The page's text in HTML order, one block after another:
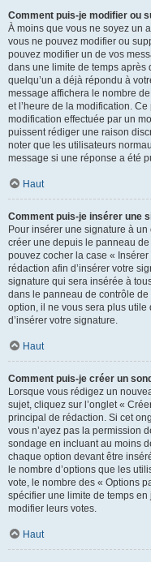
Comment puis-je modifier ou
À moins que vous ne soyez un
vous ne pouvez modifier ou
pouvez modifier un de vos
dans une limite de temps après
quelqu’un a déjà répondu à
message affichera le nombre
et l’heure de la modification. Ce
modification effectuée par un
puissent rédiger une raison
noter que les utilisateurs
message si une réponse a été
Haut
Comment puis-je insérer une
Pour insérer une signature à
créer une depuis le panneau
pouvez cocher la case «
rédaction afin d’insérer votre
signature qui sera insérée à
dans le panneau de contrôle de
option, il ne vous sera plus
d’insérer votre signature.
Haut
Comment puis-je créer un
Lorsque vous rédigez un
sujet, cliquez sur l’onglet «
principal de rédaction. Si cet
vous n’ayez pas la permission
sondage en incluant au moins
chaque option devant être
le nombre d’options que les
vote, le nombre des « Options
spécifier une limite de temps
modifier leurs votes.
Haut